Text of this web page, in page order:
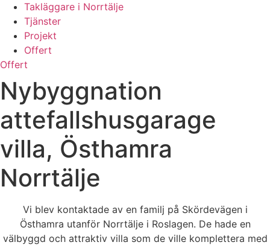
Takläggare i Norrtälje
Tjänster
Projekt
Offert
Offert
Nybyggnation
attefallshusgarage
villa, Östhamra
Norrtälje
Vi blev kontaktade av en familj på Skördevägen i
Östhamra utanför Norrtälje i Roslagen. De hade en
välbyggd och attraktiv villa som de ville komplettera med